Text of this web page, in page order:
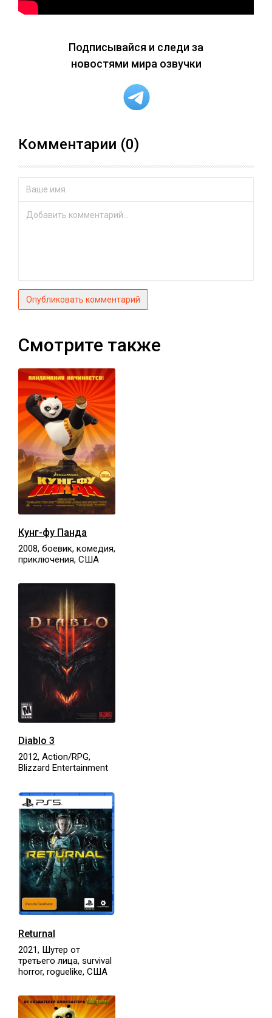
Подписывайся и следи за
новостями мира озвучки
Комментарии (0)
Опубликовать комментарий
Смотрите также
Кунг-фу Панда
2008, боевик, комедия,
приключения, США
Diablo 3
2012, Action/RPG,
Blizzard Entertainment
Returnal
2021, Шутер от
третьего лица, survival
horror, roguelike, США